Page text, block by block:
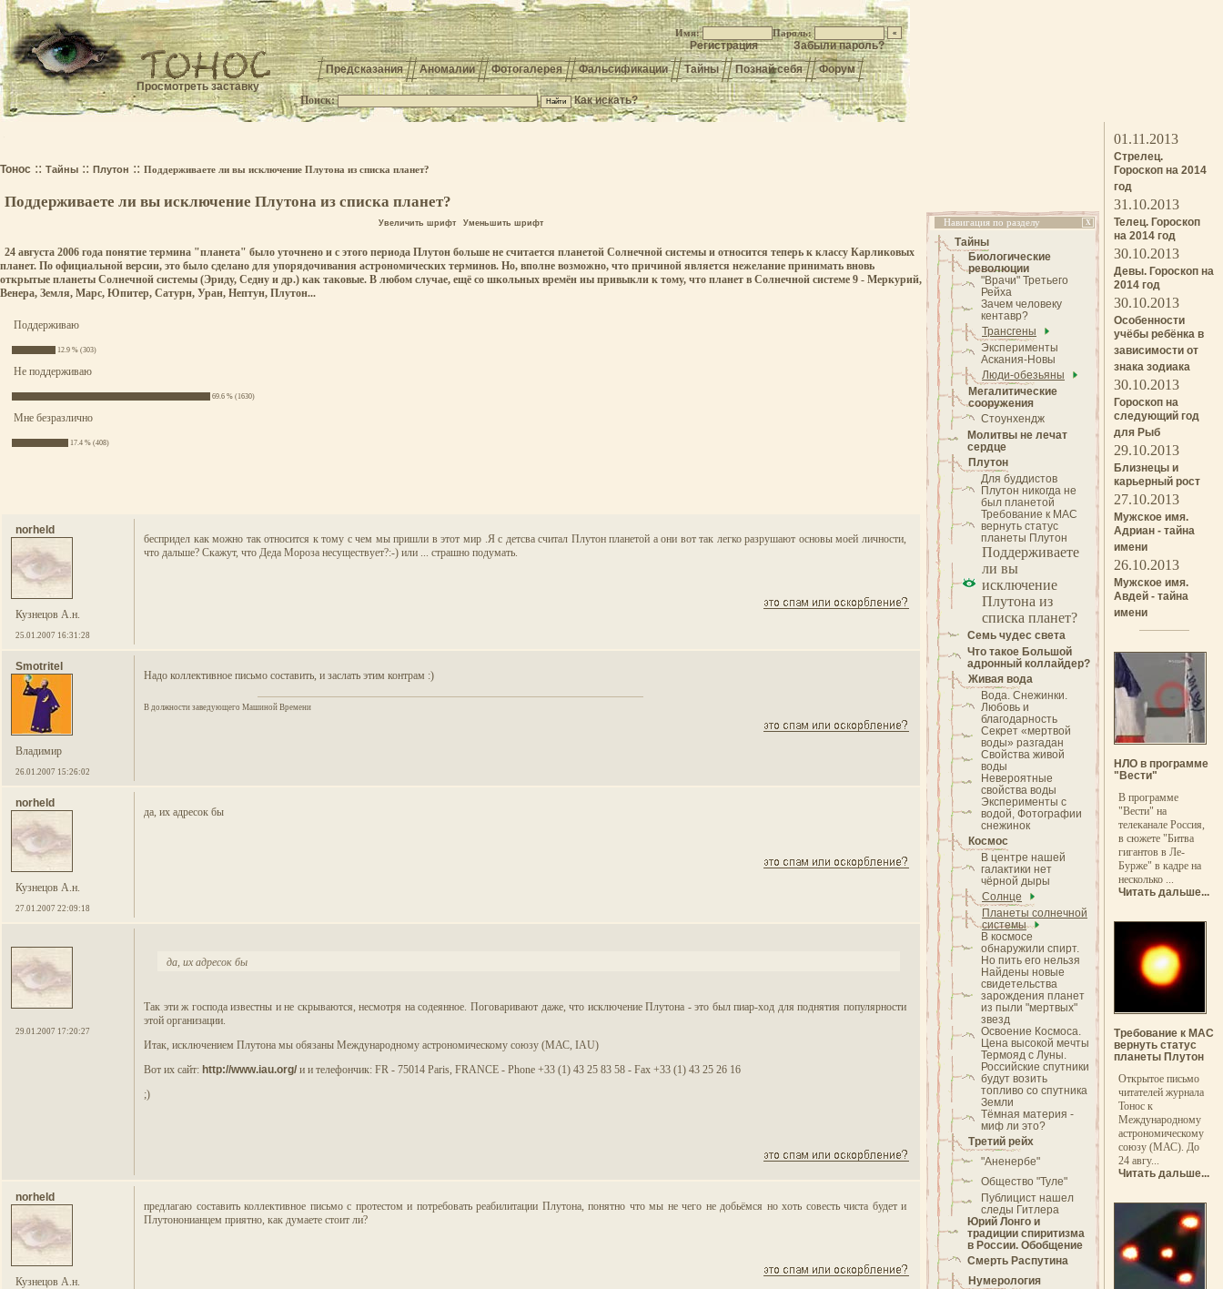
Имя: Пароль:
Регистрация
Забыли пароль?
Предсказания
Аномалии Фотогалерея Фальсификации Тайны Познай себя Форум
Поиск: Как искать?
Тонос :: Тайны :: Плутон :: Поддерживаете ли вы исключение Плутона из списка планет?
Поддерживаете ли вы исключение Плутона из списка планет?
Увеличить шрифт Уменьшить шрифт
24 августа 2006 года понятие термина "планета" было уточнено и с этого периода Плутон больше не считается планетой Солнечной системы и относится теперь к классу Карликовых
планет. По официальной версии, это было сделано для упорядочивания астрономических терминов. Но, вполне возможно, что причиной является нежелание принимать вновь
открытые планеты Солнечной системы (Эриду, Седну и др.) как таковые. В любом случае, ещё со школьных времён иы привыкли к тому, что планет в Солнечной системе 9 - Меркурий,
Венера, Земля, Марс, Юпитер, Сатурн, Уран, Нептун, Плутон...
Поддерживаю
12.9 % (303)
Не поддерживаю
69.6 % (1630)
Мне безразлично
17.4 % (408)
norheld
Кузнецов А.н.
25.01.2007 16:31:28
беспридел как можно так относится к тому с чем мы пришли в этот мир .Я с детсва считал Плутон планетой а они вот так легко разрушают основы моей личности,
что дальше? Скажут, что Деда Мороза несуществует?:-) или ... страшно подумать.
Smotritel
Владимир
26.01.2007 15:26:02
Надо коллективное письмо составить, и заслать этим контрам :)
В должности заведующего Машиной Времени
norheld
Кузнецов А.н.
27.01.2007 22:09:18
да, их адресок бы
29.01.2007 17:20:27
да, их адресок бы
Так эти ж господа известны и не скрываются, несмотря на содеянное. Поговаривают даже, что исключение Плутона - это был пиар-ход для поднятия популярности
этой организации.
Итак, исключением Плутона мы обязаны Международному астрономическому союзу (МАС, IAU)
Вот их сайт: http://www.iau.org/ и и телефончик: FR - 75014 Paris, FRANCE - Phone +33 (1) 43 25 83 58 - Fax +33 (1) 43 25 26 16
;)
norheld
Кузнецов А.н.
предлагаю составить коллективное письмо с протестом и потребовать реабилитации Плутона, понятно что мы не чего не добьёмся но хоть совесть чиста будет и
Плутононианцем приятно, как думаете стоит ли?
Навигация по разделу X
Тайны
Биологические
революции
"Врачи" Третьего
Рейха
Зачем человеку
кентавр?
Трансгены
Эксперименты
Аскания-Новы
Люди-обезьяны
Мегалитические
сооружения
Стоунхендж
Молитвы не лечат
сердце
Плутон
Для буддистов
Плутон никогда не
был планетой
Требование к МАС
вернуть статус
планеты Плутон
Поддерживаете
ли вы
исключение
Плутона из
списка планет?
Семь чудес света
Что такое Большой
адронный коллайдер?
Живая вода
Вода. Снежинки.
Любовь и
благодарность
Секрет «мертвой
воды» разгадан
Свойства живой
воды
Невероятные
свойства воды
Эксперименты с
водой, Фотографии
снежинок
Космос
В центре нашей
галактики нет
чёрной дыры
Солнце
Планеты солнечной
системы
В космосе
обнаружили спирт.
Но пить его нельзя
Найдены новые
свидетельства
зарождения планет
из пыли "мертвых"
звезд
Освоение Космоса.
Цена высокой мечты
Термояд с Луны.
Российские спутники
будут возить
топливо со спутника
Земли
Тёмная материя -
миф ли это?
Третий рейх
"Аненербе"
Общество "Туле"
Публицист нашел
следы Гитлера
Юрий Лонго и
традиции спиритизма
в России. Обобщение
Смерть Распутина
Нумерология
01.11.2013
Стрелец.
Гороскоп на 2014
год
31.10.2013
Телец. Гороскоп
на 2014 год
30.10.2013
Девы. Гороскоп на
2014 год
30.10.2013
Особенности
учёбы ребёнка в
зависимости от
знака зодиака
30.10.2013
Гороскоп на
следующий год
для Рыб
29.10.2013
Близнецы и
карьерный рост
27.10.2013
Мужское имя.
Адриан - тайна
имени
26.10.2013
Мужское имя.
Авдей - тайна
имени
НЛО в программе
"Вести"
В программе
"Вести" на
телеканале Россия,
в сюжете "Битва
гигантов в Ле-
Бурже" в кадре на
несколько ...
Читать дальше...
Требование к МАС
вернуть статус
планеты Плутон
Открытое письмо
читателей журнала
Тонос к
Международному
астрономическому
союзу (МАС). До
24 авгу...
Читать дальше...
Просмотреть заставку